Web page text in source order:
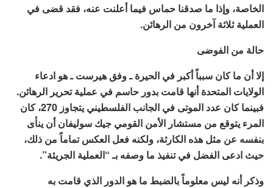
الخاصة، وإذا ما صدقنا حماس فيما أعلنت عنه، فقد قضى في
العملية ثلاثة آخرون من الرهائن.
حالة من الفوضى
إلا أن ما كان سبباً أكبر في الحيرة ـ وفق هيرست ـ هو ادعاء
الولايات المتحدة أنها قامت بدور حاسم في عملية تحرير الرهائن.
فبينما كان عدد الموتى في الجانب الفلسطيني يتجاوز 270، كان
المرء يتوقع من مستشار الأمن القومي جيك سوليفان أن ينأى
بنفسه عن مثل هذه الكارثة، ولكنه فعل العكس تماماً من ذلك،
حيث ادعى الفضل في تنفيذ ما وصفه بـ “العملية الجريئة”.
وذكر أنه ليس معلوماً بالضبط ما هو الدور الذي قامت به